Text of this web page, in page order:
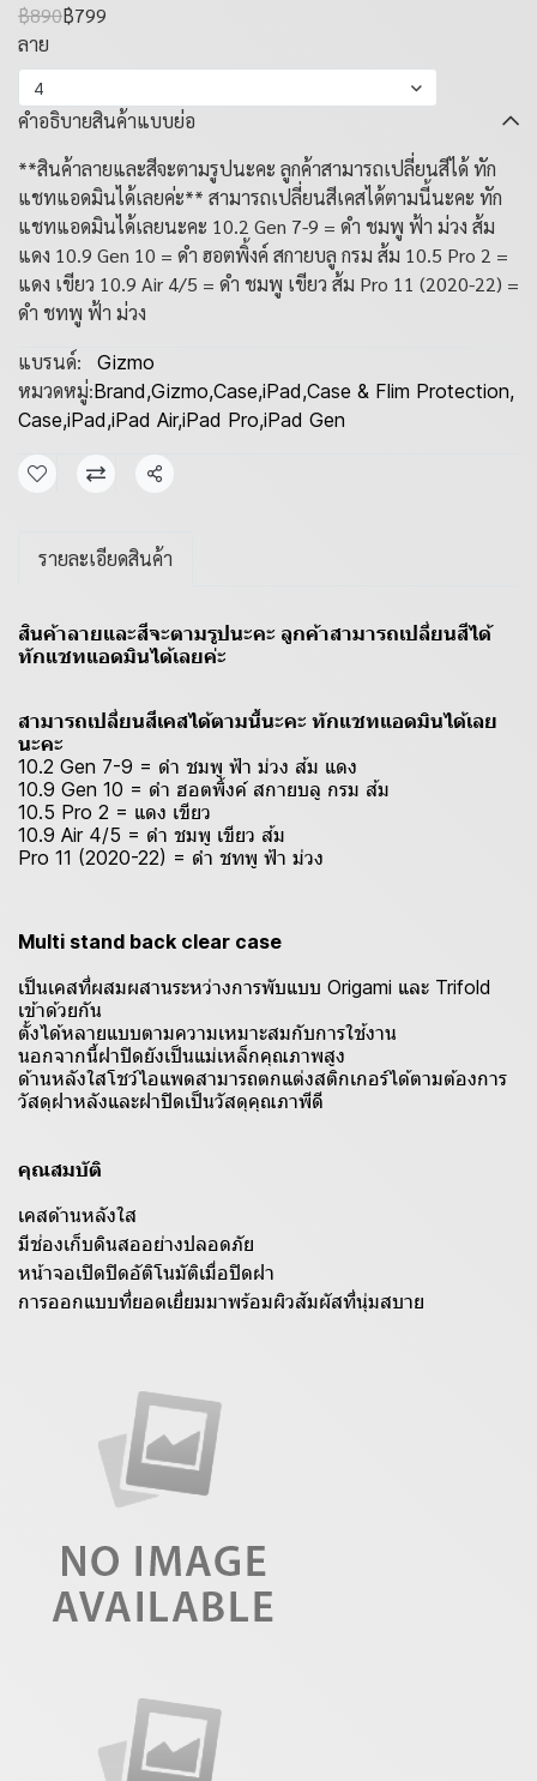
฿890฿799
ลาย
4
คำอธิบายสินค้าแบบย่อ
**สินค้าลายและสีจะตามรูปนะคะ ลูกค้าสามารถเปลี่ยนสีได้ ทัก
แชทแอดมินได้เลยค่ะ** สามารถเปลี่ยนสีเคสได้ตามนี้นะคะ ทัก
แชทแอดมินได้เลยนะคะ 10.2 Gen 7-9 = ดำ ชมพู ฟ้า ม่วง ส้ม
แดง 10.9 Gen 10 = ดำ ฮอตพิ้งค์ สกายบลู กรม ส้ม 10.5 Pro 2 =
แดง เขียว 10.9 Air 4/5 = ดำ ชมพู เขียว ส้ม Pro 11 (2020-22) =
ดำ ชทพู ฟ้า ม่วง
แบรนด์:
Gizmo
หมวดหมู่:Brand,Gizmo,Case,iPad,Case & Flim Protection,
Case,iPad,iPad Air,iPad Pro,iPad Gen
แชร์
รายละเอียดสินค้า
สินค้าลายและสีจะตามรูปนะคะ ลูกค้าสามารถเปลี่ยนสีได้
ทักแชทแอดมินได้เลยค่ะ
สามารถเปลี่ยนสีเคสได้ตามนี้นะคะ ทักแชทแอดมินได้เลย
นะคะ
10.2 Gen 7-9 = ดำ ชมพู ฟ้า ม่วง ส้ม แดง
10.9 Gen 10 = ดำ ฮอตพิ้งค์ สกายบลู กรม ส้ม
10.5 Pro 2 = แดง เขียว
10.9 Air 4/5 = ดำ ชมพู เขียว ส้ม
Pro 11 (2020-22) = ดำ ชทพู ฟ้า ม่วง
Multi stand back clear case
เป็นเคสที่ผสมผสานระหว่างการพับแบบ Origami และ Trifold
เข้าด้วยกัน
ตั้งได้หลายแบบตามความเหมาะสมกับการใช้งาน
นอกจากนี้ฝาปิดยังเป็นแม่เหล็กคุณภาพสูง
ด้านหลังใสโชว์ไอแพดสามารถตกแต่งสติกเกอร์ได้ตามต้องการ
วัสดุฝาหลังและฝาปิดเป็นวัสดุคุณภาพีดี
คุณสมบัติ
เคสด้านหลังใส
มีช่องเก็บดินสออย่างปลอดภัย
หน้าจอเปิดปิดอัติโนมัติเมื่อปิดฝา
การออกแบบที่ยอดเยี่ยมมาพร้อมผิวสัมผัสที่นุ่มสบาย